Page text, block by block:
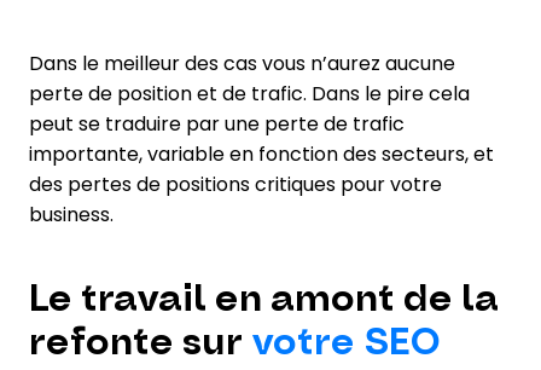
Dans le meilleur des cas vous n’aurez aucune
perte de position et de trafic. Dans le pire cela
peut se traduire par une perte de trafic
importante, variable en fonction des secteurs, et
des pertes de positions critiques pour votre
business.
Le travail en amont de la
refonte sur votre SEO